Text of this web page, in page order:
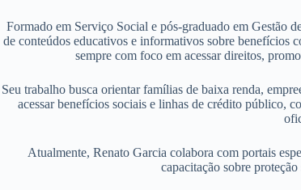
Formado em Serviço Social e pós-graduado em Gestão
de conteúdos educativos e informativos sobre
sempre com foco em acessar direitos,
Seu trabalho busca orientar famílias de baixa renda,
acessar benefícios sociais e linhas de crédito público,
Atualmente, Renato Garcia colabora com portais
capacitação sobre